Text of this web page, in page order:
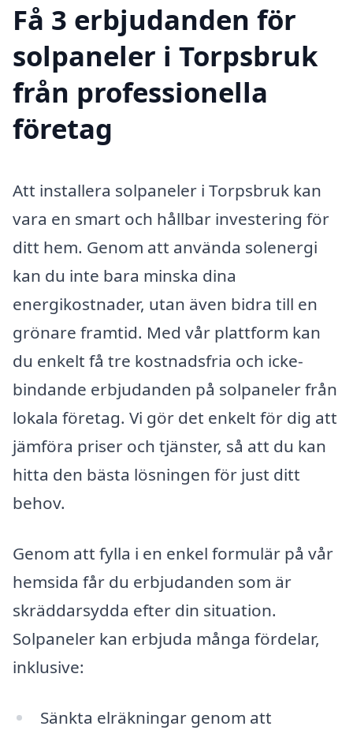
Få 3 erbjudanden för
solpaneler i Torpsbruk
från professionella
företag
Att installera solpaneler i Torpsbruk kan
vara en smart och hållbar investering för
ditt hem. Genom att använda solenergi
kan du inte bara minska dina
energikostnader, utan även bidra till en
grönare framtid. Med vår plattform kan
du enkelt få tre kostnadsfria och icke-
bindande erbjudanden på solpaneler från
lokala företag. Vi gör det enkelt för dig att
jämföra priser och tjänster, så att du kan
hitta den bästa lösningen för just ditt
behov.
Genom att fylla i en enkel formulär på vår
hemsida får du erbjudanden som är
skräddarsydda efter din situation.
Solpaneler kan erbjuda många fördelar,
inklusive:
Sänkta elräkningar genom att